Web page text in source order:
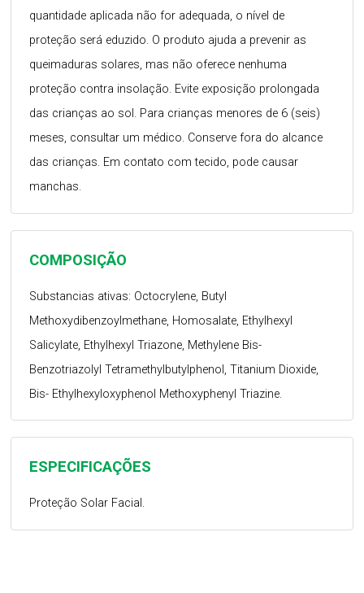
ESPECIFICAÇÕES
Proteção Solar Facial.
COMPOSIÇÃO
Substancias ativas: Octocrylene, Butyl
Methoxydibenzoylmethane, Homosalate, Ethylhexyl
Salicylate, Ethylhexyl Triazone, Methylene Bis-
Benzotriazolyl Tetramethylbutylphenol, Titanium Dioxide,
Bis- Ethylhexyloxyphenol Methoxyphenyl Triazine.
quantidade aplicada não for adequada, o nível de
proteção será eduzido. O produto ajuda a prevenir as
queimaduras solares, mas não oferece nenhuma
proteção contra insolação. Evite exposição prolongada
das crianças ao sol. Para crianças menores de 6 (seis)
meses, consultar um médico. Conserve fora do alcance
das crianças. Em contato com tecido, pode causar
manchas.